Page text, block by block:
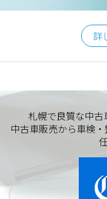
詳
札幌で良質な中
中古車販売から車検